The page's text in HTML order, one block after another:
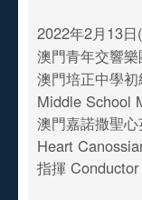
2022年2月13
澳門青年交響
澳門培正中學
Middle School
澳門嘉諾撒聖
Heart
指揮